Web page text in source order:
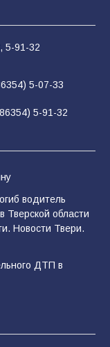
почему
— это
5-91-32
5-07-33
5-91-32
водитель
Тверской области
Новости Твери.
ДТП в